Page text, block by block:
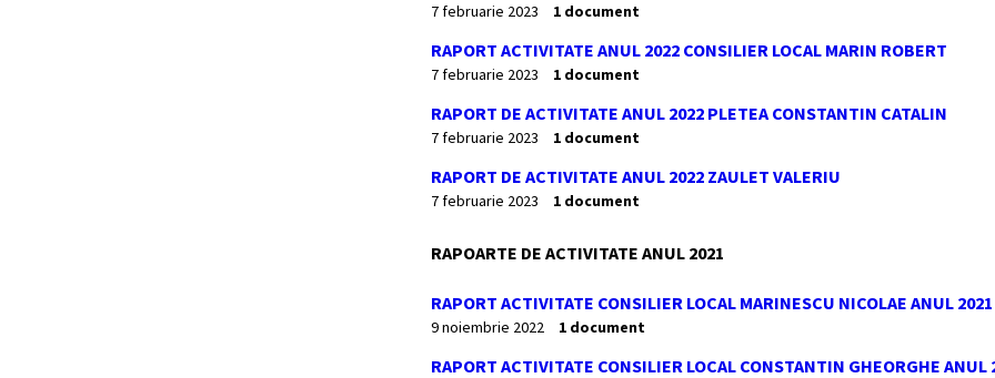
7 februarie 2023 1 document
RAPORT ACTIVITATE ANUL 2022 CONSILIER LOCAL MARIN ROBERT
7 februarie 2023 1 document
RAPORT DE ACTIVITATE ANUL 2022 PLETEA CONSTANTIN CATALIN
7 februarie 2023 1 document
RAPORT DE ACTIVITATE ANUL 2022 ZAULET VALERIU
7 februarie 2023 1 document
RAPOARTE DE ACTIVITATE ANUL 2021
RAPORT ACTIVITATE CONSILIER LOCAL MARINESCU NICOLAE ANUL 2021
9 noiembrie 2022 1 document
RAPORT ACTIVITATE CONSILIER LOCAL CONSTANTIN GHEORGHE ANUL